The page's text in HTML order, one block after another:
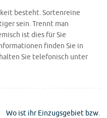
besteht. Sortenreine
sein. Trennt man
ist dies für Sie
finden Sie in
Sie telefonisch unter
Wo ist ihr Einzugsgebiet bzw.